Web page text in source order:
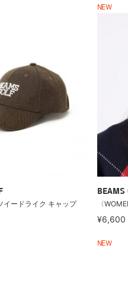
イードライク キャップ
NEW
BEAMS
〈
¥6,600
NEW